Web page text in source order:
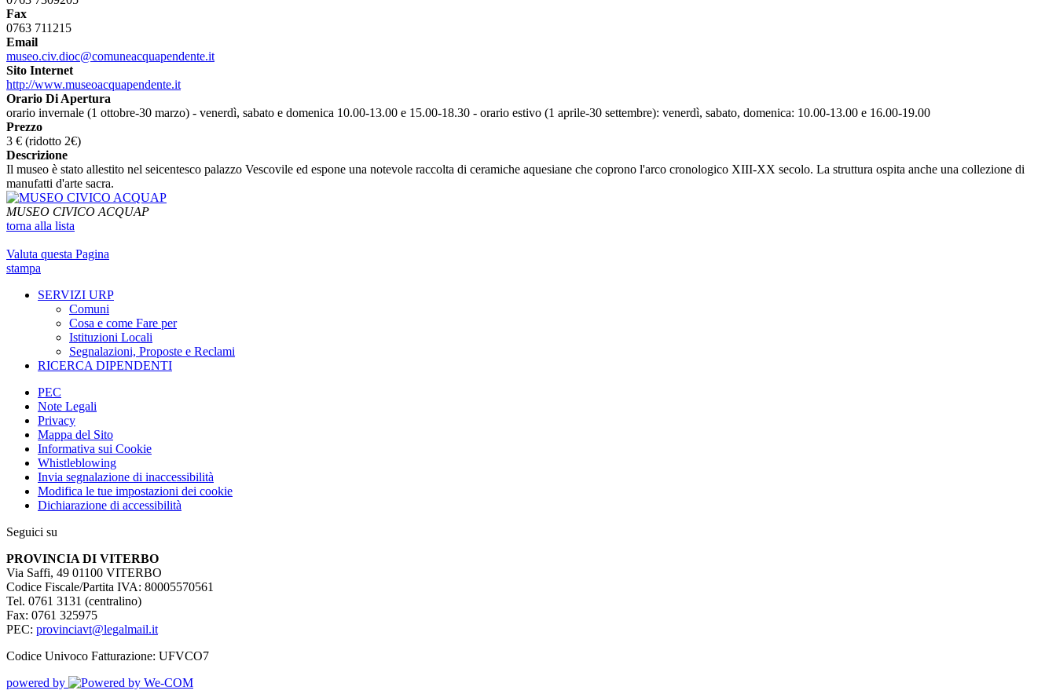
Fax
0763 711215
Email
museo.civ.dioc@comuneacquapendente.it
Sito Internet
http://www.museoacquapendente.it
Orario Di Apertura
orario invernale (1 ottobre-30 marzo) - venerdì, sabato e domenica 10.00-13.00 e 15.00-18.30 - orario estivo (1 aprile-30 settembre): venerdì, sabato, domenica: 10.00-13.00 e 16.00-19.00
Prezzo
3 € (ridotto 2€)
Descrizione
Il museo è stato allestito nel seicentesco palazzo Vescovile ed espone una notevole raccolta di ceramiche aquesiane che coprono l'arco cronologico XIII-XX secolo. La struttura ospita anche una collezione di
manufatti d'arte sacra.
MUSEO CIVICO ACQUAP
torna alla lista
Valuta questa Pagina
stampa
SERVIZI URP
Comuni
Cosa e come Fare per
Istituzioni Locali
Segnalazioni, Proposte e Reclami
RICERCA DIPENDENTI
PEC
Note Legali
Privacy
Mappa del Sito
Informativa sui Cookie
Whistleblowing
Invia segnalazione di inaccessibilità
Modifica le tue impostazioni dei cookie
Dichiarazione di accessibilità
Seguici su
PROVINCIA DI VITERBO
Via Saffi, 49 01100 VITERBO
Codice Fiscale/Partita IVA: 80005570561
Tel. 0761 3131 (centralino)
Fax: 0761 325975
PEC: provinciavt@legalmail.it
Codice Univoco Fatturazione: UFVCO7
powered by